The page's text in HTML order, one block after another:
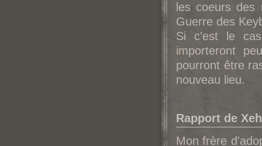
les coeurs
Guerre des
Si c'est le
importeront
pourront être
nouveau lieu.
Rapport de
Mon frère